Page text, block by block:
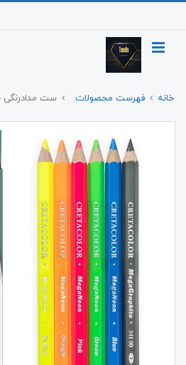
خانه فهرست محصولات ست مدادرنگی